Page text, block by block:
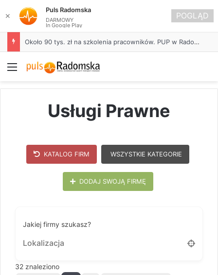
Około 90 tys. zł na szkolenia pracowników. PUP w Radomsku ogłasza nabór wniosków
Menu
Usługi Prawne
KATALOG FIRM WSZYSTKIE KATEGORIE
DODAJ SWOJĄ FIRMĘ
Jakiej firmy szukasz?
32 znaleziono
✕
Puls Radomska
DARMOWY
In Google Play
POGLĄD